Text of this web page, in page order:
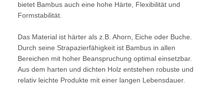
bietet Bambus auch eine hohe Härte, Flexibilität und
Formstabilität.
Das Material ist härter als z.B. Ahorn, Eiche oder Buche.
Durch seine Strapazierfähigkeit ist Bambus in allen
Bereichen mit hoher Beanspruchung optimal einsetzbar.
Aus dem harten und dichten Holz entstehen robuste und
relativ leichte Produkte mit einer langen Lebensdauer.